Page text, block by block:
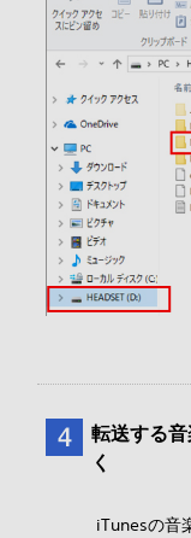
転送する
く
iTunesの音